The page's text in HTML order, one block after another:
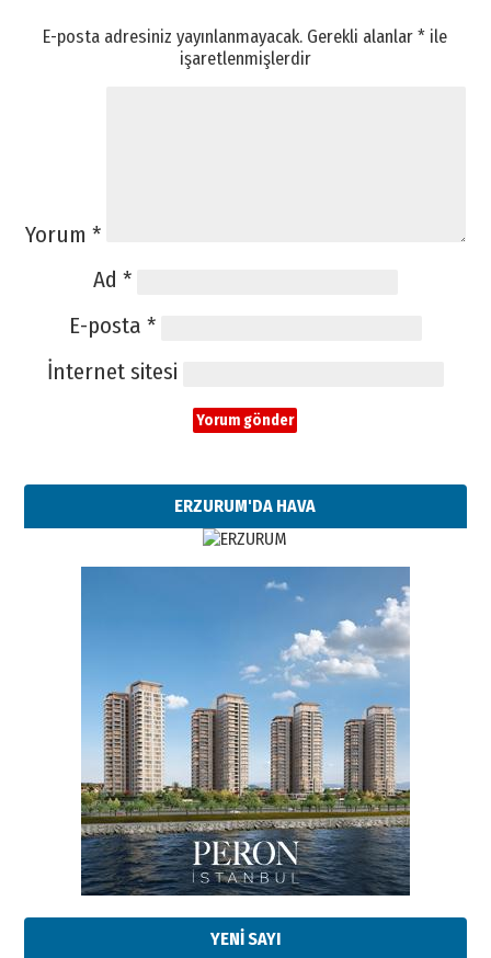
E-posta adresiniz yayınlanmayacak. Gerekli alanlar* ile
işaretlenmişlerdir
Yorum *
Ad *
E-posta *
İnternet sitesi
ERZURUM'DA HAVA
YENİ SAYI
Esat BİNDESEN
Başkan Sekmen’den Erzurum’a
bir vizyon proje daha!
02 Ağustos 2026 Pazar
Kadir SABUNCUOĞLU
Erzurumspor’un köşe taşları
29 Haziran 2026 Pazartesi
Kenan GÜLERCİ